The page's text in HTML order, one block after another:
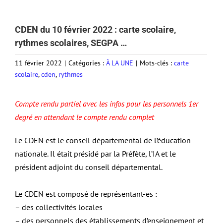
CDEN du 10 février 2022 : carte scolaire,
rythmes scolaires, SEGPA …
11 février 2022 | Catégories : À LA UNE | Mots-clés : carte
scolaire,cden, rythmes
Compte rendu partiel avec les infos pour les personnels 1er
degré en attendant le compte rendu complet
Le CDEN est le conseil départemental de l’éducation
nationale. Il était présidé par la Préfète, l’IA et le
président adjoint du conseil départemental.
Le CDEN est composé de représentant-es :
– des collectivités locales
– des personnels des établissements d’enseignement et